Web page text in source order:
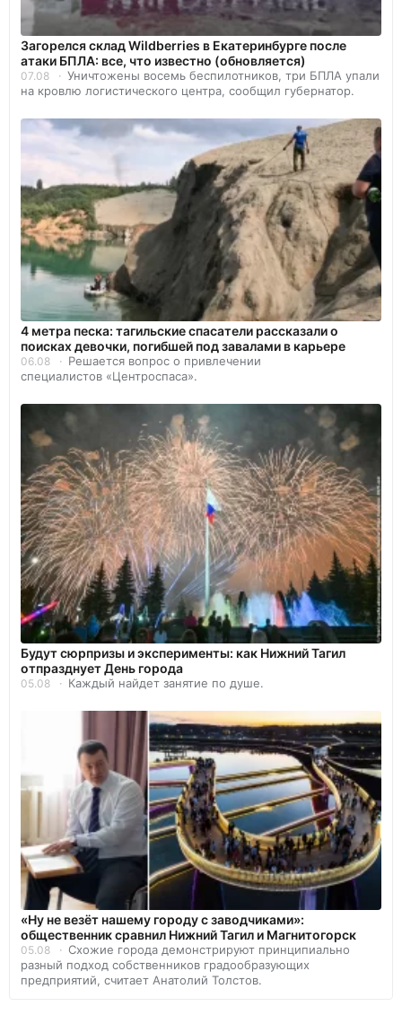
Загорелся склад Wildberries в Екатеринбурге после
атаки БПЛА: все, что известно (обновляется)
07.08
Уничтожены восемь беспилотников, три БПЛА упали
на кровлю логистического центра, сообщил губернатор.
4 метра песка: тагильские спасатели рассказали о
поисках девочки, погибшей под завалами в карьере
06.08
Решается вопрос о привлечении
специалистов «Центроспаса».
Будут сюрпризы и эксперименты: как Нижний Тагил
отпразднует День города
05.08 Каждый найдет занятие по душе.
«Ну не везёт нашему городу с заводчиками»:
общественник сравнил Нижний Тагил и Магнитогорск
05.08
Схожие города демонстрируют принципиально
разный подход собственников градообразующих
предприятий, считает Анатолий Толстов.